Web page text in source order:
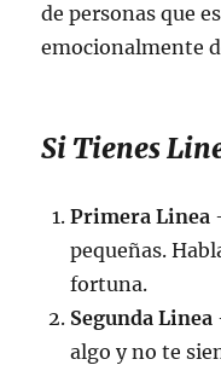
de personas que
emocionalmente
Si Tienes
Primera Linea
pequeñas.
fortuna.
Segunda Linea
algo y no te